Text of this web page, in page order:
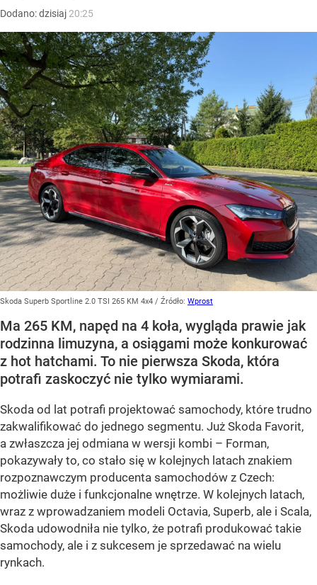
Dodano:dzisiaj 20:25
Skoda Superb Sportline 2.0 TSI 265 KM 4x4 / Źródło: Wprost
Ma 265 KM, napęd na 4 koła, wygląda prawie jak
rodzinna limuzyna, a osiągami może konkurować
z hot hatchami. To nie pierwsza Skoda, która
potrafi zaskoczyć nie tylko wymiarami.
Skoda od lat potrafi projektować samochody, które trudno
zakwalifikować do jednego segmentu. Już Skoda Favorit,
a zwłaszcza jej odmiana w wersji kombi – Forman,
pokazywały to, co stało się w kolejnych latach znakiem
rozpoznawczym producenta samochodów z Czech:
możliwie duże i funkcjonalne wnętrze. W kolejnych latach,
wraz z wprowadzaniem modeli Octavia, Superb, ale i Scala,
Skoda udowodniła nie tylko, że potrafi produkować takie
samochody, ale i z sukcesem je sprzedawać na wielu
rynkach.